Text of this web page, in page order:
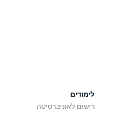
לימודים
רישום לאוניברסיטה